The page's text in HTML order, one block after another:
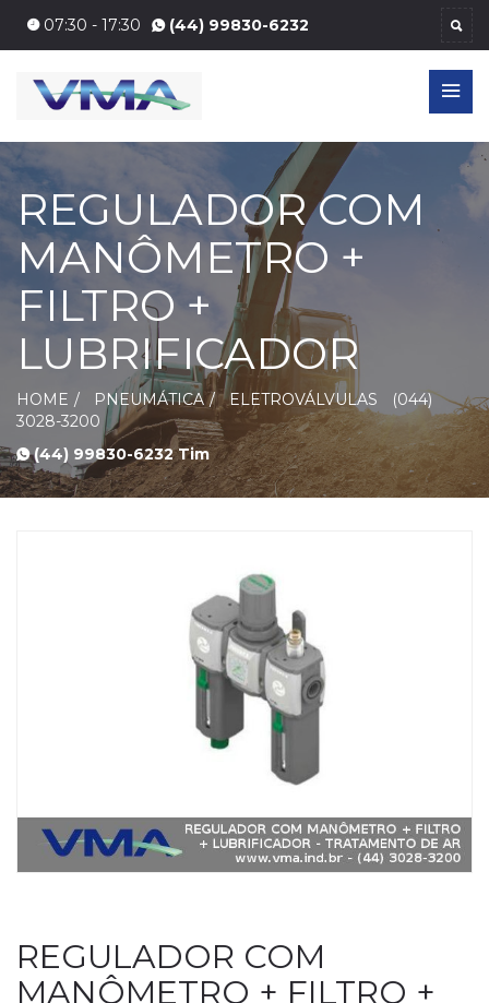
07:30 - 17:30 (44) 99830-6232
REGULADOR COM
MANÔMETRO +
FILTRO +
LUBRIFICADOR
HOME PNEUMÁTICA ELETROVÁLVULAS
(044)
3028-3200
(44) 99830-6232 Tim
REGULADOR COM
MANÔMETRO + FILTRO +